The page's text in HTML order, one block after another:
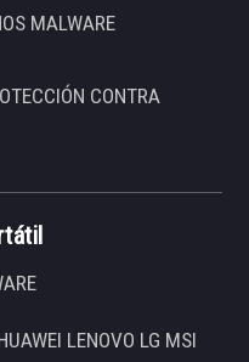
MALWARE
CONTRA
LENOVO LG MSI